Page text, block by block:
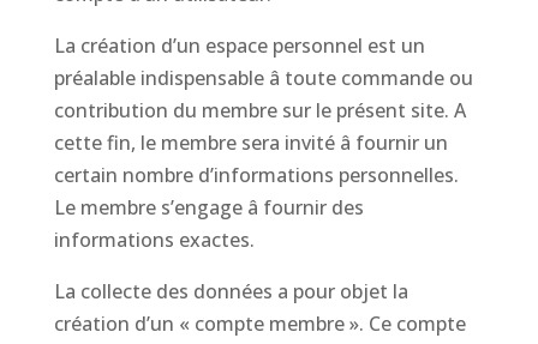
La création d’un espace personnel est un
préalable indispensable â toute commande ou
contribution du membre sur le présent site. A
cette fin, le membre sera invité â fournir un
certain nombre d’informations personnelles.
Le membre s’engage â fournir des
informations exactes.
La collecte des données a pour objet la
création d’un « compte membre ». Ce compte